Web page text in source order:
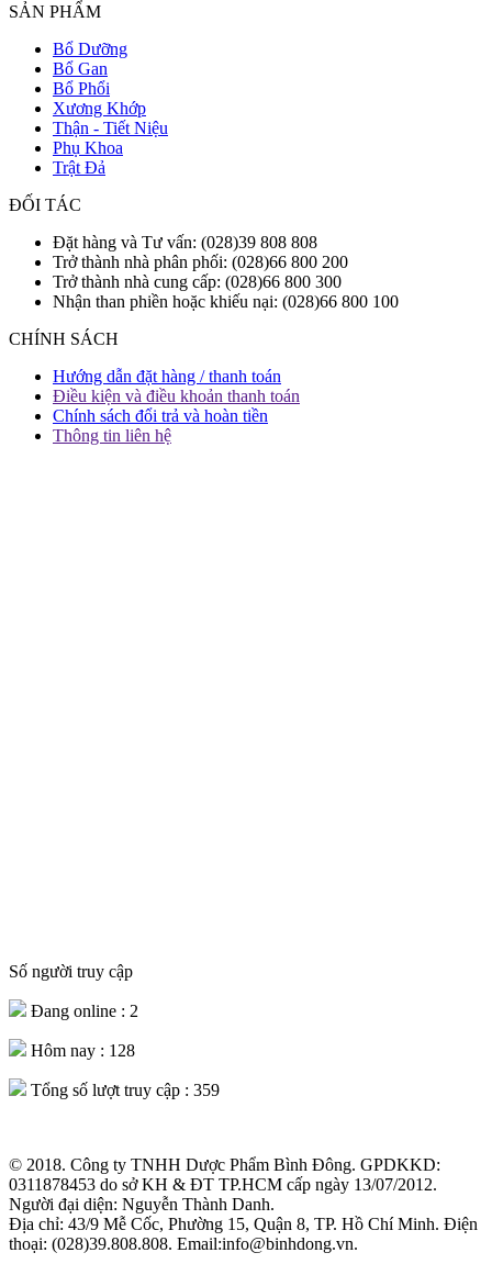
SẢN PHẨM
Bổ Dưỡng
Bổ Gan
Bổ Phổi
Xương Khớp
Thận - Tiết Niệu
Phụ Khoa
Trật Đả
ĐỐI TÁC
Đặt hàng và Tư vấn: (028)39 808 808
Trở thành nhà phân phối: (028)66 800 200
Trở thành nhà cung cấp: (028)66 800 300
Nhận than phiền hoặc khiếu nại: (028)66 800 100
CHÍNH SÁCH
Hướng dẫn đặt hàng / thanh toán
Điều kiện và điều khoản thanh toán
Chính sách đổi trả và hoàn tiền
Thông tin liên hệ
Số người truy cập
Đang online : 2
Hôm nay : 128
Tổng số lượt truy cập : 359
© 2018. Công ty TNHH Dược Phẩm Bình Đông. GPDKKD:
0311878453 do sở KH & ĐT TP.HCM cấp ngày 13/07/2012.
Người đại diện: Nguyễn Thành Danh.
Địa chỉ: 43/9 Mễ Cốc, Phường 15, Quận 8, TP. Hồ Chí Minh. Điện
thoại: (028)39.808.808. Email:info@binhdong.vn.